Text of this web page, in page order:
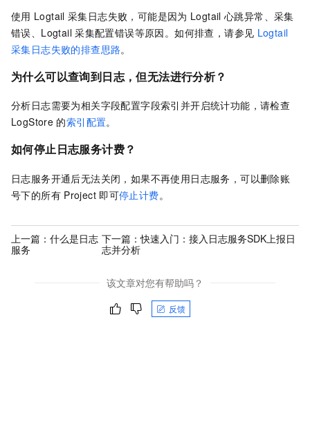
使用 Logtail 采集日志失败，可能是因为 Logtail 心跳异常、采集
错误、Logtail 采集配置错误等原因。如何排查，请参见 Logtail
采集日志失败的排查思路。
为什么可以查询到日志，但无法进行分析？
分析日志需要为相关字段配置字段索引并开启统计功能，请检查
LogStore 的索引配置。
如何停止日志服务计费？
日志服务开通后无法关闭，如果不再使用日志服务，可以删除账
号下的所有 Project 即可停止计费。
上一篇： 什么是日志
服务
下一篇：快速入门：接入日志服务SDK上报日
志并分析
该文章对您有帮助吗？
反馈